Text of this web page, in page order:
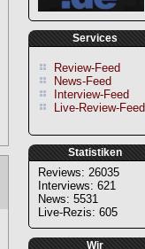
Services
Review-Feed
News-Feed
Interview-Feed
Live-Review-Feed
Statistiken
Reviews: 26035
Interviews: 621
News: 5531
Live-Rezis: 605
Wir